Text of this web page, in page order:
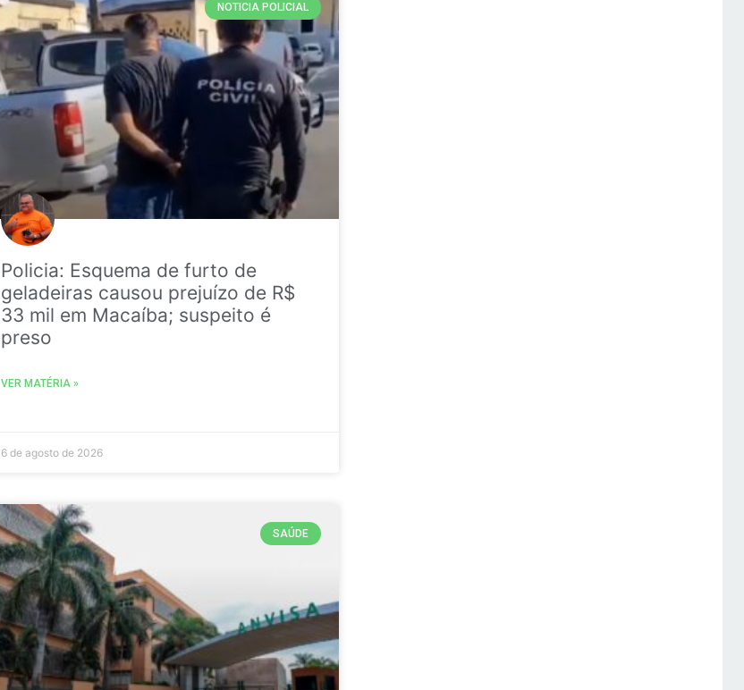
NOTICIA POLICIAL
Policia: Esquema de furto de
geladeiras causou prejuízo de R$
33 mil em Macaíba; suspeito é
preso
VER MATÉRIA »
6 de agosto de 2026
SAÚDE